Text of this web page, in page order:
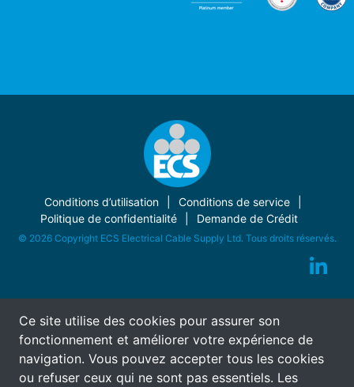
Ce site utilise des cookies pour assurer son
fonctionnement et améliorer votre expérience de
navigation. Vous pouvez accepter tous les cookies
ou refuser ceux qui ne sont pas essentiels. Les
Conditions d’utilisation
Conditions de service
Politique de confidentialité
Demande de Crédit
© 2026 Copyright ECS Electrical Cable Supply Ltd. Tous droits réservés.